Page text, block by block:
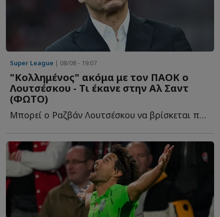
Super League | 08/08 - 19:07
"Κολλημένος" ακόμα με τον ΠΑΟΚ ο
Λουτσέσκου - Τι έκανε στην Αλ Σαντ
(ΦΩΤΟ)
Μπορεί ο Ραζβάν Λουτσέσκου να βρίσκεται πλέον στην Α...